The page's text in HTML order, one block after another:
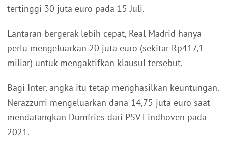
tertinggi 30 juta euro pada 15 Juli.
Lantaran bergerak lebih cepat, Real Madrid hanya
perlu mengeluarkan 20 juta euro (sekitar Rp417,1
miliar) untuk mengaktifkan klausul tersebut.
Bagi Inter, angka itu tetap menghasilkan keuntungan.
Nerazzurri mengeluarkan dana 14,75 juta euro saat
mendatangkan Dumfries dari PSV Eindhoven pada
2021.